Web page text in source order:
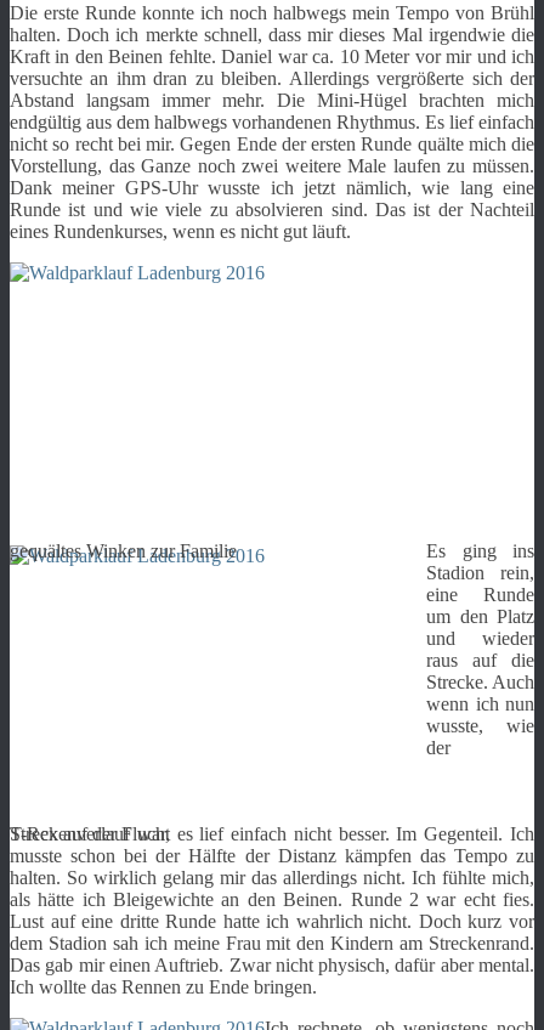
Die erste Runde konnte ich noch halbwegs mein Tempo von Brühl
halten. Doch ich merkte schnell, dass mir dieses Mal irgendwie die
Kraft in den Beinen fehlte. Daniel war ca. 10 Meter vor mir und ich
versuchte an ihm dran zu bleiben. Allerdings vergrößerte sich der
Abstand langsam immer mehr. Die Mini-Hügel brachten mich
endgültig aus dem halbwegs vorhandenen Rhythmus. Es lief einfach
nicht so recht bei mir. Gegen Ende der ersten Runde quälte mich die
Vorstellung, das Ganze noch zwei weitere Male laufen zu müssen.
Dank meiner GPS-Uhr wusste ich jetzt nämlich, wie lang eine
Runde ist und wie viele zu absolvieren sind. Das ist der Nachteil
eines Rundenkurses, wenn es nicht gut läuft.
gequältes Winken zur Familie
T-Rex auf der Flucht
Es ging ins
Stadion rein,
eine Runde
um den Platz
und wieder
raus auf die
Strecke. Auch
wenn ich nun
wusste, wie
der
Streckenverlauf war, es lief einfach nicht besser. Im Gegenteil. Ich
musste schon bei der Hälfte der Distanz kämpfen das Tempo zu
halten. So wirklich gelang mir das allerdings nicht. Ich fühlte mich,
als hätte ich Bleigewichte an den Beinen. Runde 2 war echt fies.
Lust auf eine dritte Runde hatte ich wahrlich nicht. Doch kurz vor
dem Stadion sah ich meine Frau mit den Kindern am Streckenrand.
Das gab mir einen Auftrieb. Zwar nicht physisch, dafür aber mental.
Ich wollte das Rennen zu Ende bringen.